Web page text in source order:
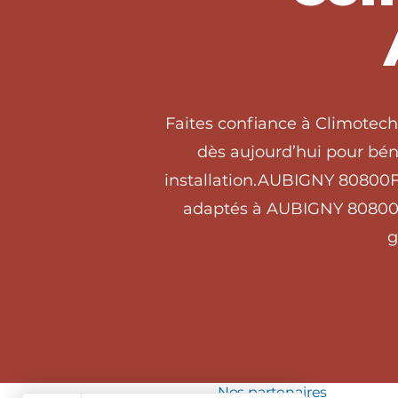
Faites confiance à
dès aujourd’hui pour
installation.AUBIGNY
adaptés à AUBIGNY
Nos partenaires